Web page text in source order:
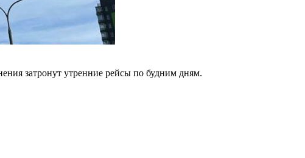
затронут утренние рейсы по будним дням.